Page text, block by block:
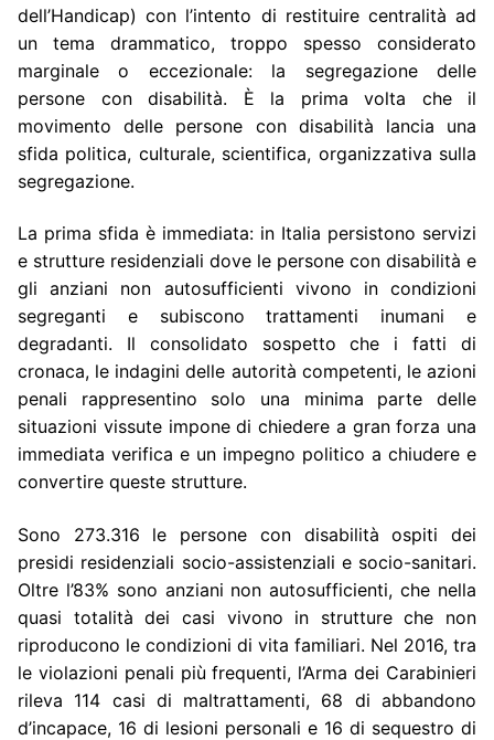
dell’Handicap) con l’intento di restituire centralità ad
un tema drammatico, troppo spesso considerato
marginale o eccezionale: la segregazione delle
persone con disabilità. È la prima volta che il
movimento delle persone con disabilità lancia una
sfida politica, culturale, scientifica, organizzativa sulla
segregazione.
La prima sfida è immediata: in Italia persistono servizi
e strutture residenziali dove le persone con disabilità e
gli anziani non autosufficienti vivono in condizioni
segreganti e subiscono trattamenti inumani e
degradanti. Il consolidato sospetto che i fatti di
cronaca, le indagini delle autorità competenti, le azioni
penali rappresentino solo una minima parte delle
situazioni vissute impone di chiedere a gran forza una
immediata verifica e un impegno politico a chiudere e
convertire queste strutture.
Sono 273.316 le persone con disabilità ospiti dei
presidi residenziali socio-assistenziali e socio-sanitari.
Oltre l’83% sono anziani non autosufficienti, che nella
quasi totalità dei casi vivono in strutture che non
riproducono le condizioni di vita familiari. Nel 2016, tra
le violazioni penali più frequenti, l’Arma dei Carabinieri
rileva 114 casi di maltrattamenti, 68 di abbandono
d’incapace, 16 di lesioni personali e 16 di sequestro di